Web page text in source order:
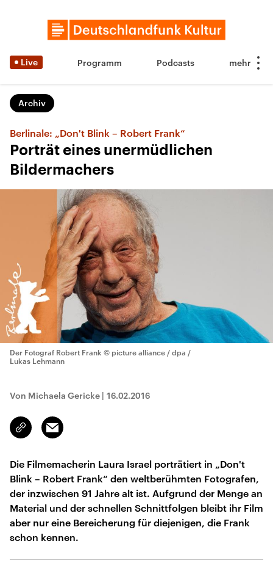
Live Programm Podcasts
Archiv
Berlinale: „Don't Blink – Robert Frank“
Porträt eines unermüdlichen
Bildermachers
Der Fotograf Robert Frank © picture alliance / dpa /
Lukas Lehmann
Von Michaela Gericke | 16.02.2016
Link
kopieren/teilen
Email
Die Filmemacherin Laura Israel porträtiert in „Don't
Blink – Robert Frank“ den weltberühmten Fotografen,
der inzwischen 91 Jahre alt ist. Aufgrund der Menge an
Material und der schnellen Schnittfolgen bleibt ihr Film
aber nur eine Bereicherung für diejenigen, die Frank
schon kennen.